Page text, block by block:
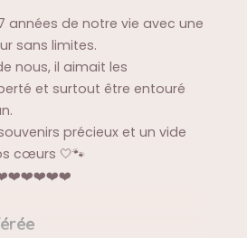
années de notre vie avec une
sans limites.
nous, il aimait les
et surtout être entouré
précieux et un vide
cœurs 🤍🐾